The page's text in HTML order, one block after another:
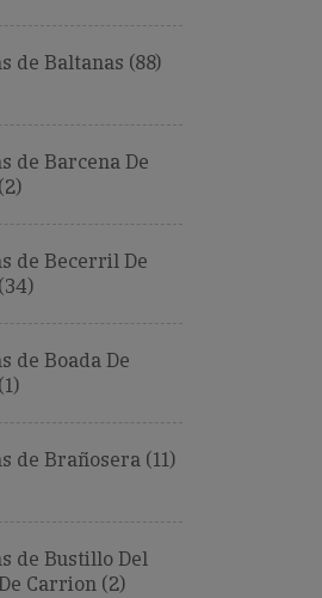
de Baltanas (88)
de Barcena De
de Becerril De
de Boada De
de Brañosera (11)
de Bustillo Del
Carrion (2)